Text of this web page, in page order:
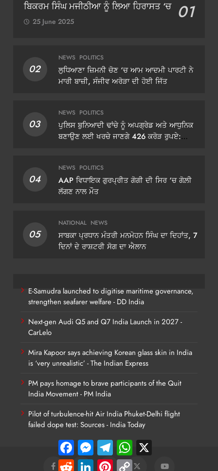
ਬਿਕਰਮ ਸਿੰਘ ਮਜੀਠੀਆ ਨੂੰ ਲਿਆ ਹਿਰਾਸਤ ‘ਚ 01
25 June 2025
02
NEWS POLITICS
ਲੁਧਿਆਣਾ ਜ਼ਿਮਨੀ ਚੋਣ ‘ਚ ਆਮ ਆਦਮੀ ਪਾਰਟੀ ਨੇ
ਮਾਰੀ ਬਾਜ਼ੀ, ਸੰਜੀਵ ਅਰੋੜਾ ਦੀ ਹੋਈ ਜਿੱਤ
03
NEWS POLITICS
ਪੁਲਿਸ ਬੁਨਿਆਦੀ ਢਾਂਚੇ ਨੂੰ ਅਪਗ੍ਰੇਡ ਅਤੇ ਆਧੁਨਿਕ
ਬਣਾਉਣ ਲਈ ਖਰਚੇ ਜਾਣਗੇ 426 ਕਰੋੜ ਰੁਪਏ:
04
NEWS POLITICS
AAP ਵਿਧਾਇਕ ਗੁਰਪ੍ਰੀਤ ਗੋਗੀ ਦੀ ਸਿਰ ‘ਚ ਗੋਲ਼ੀ
ਲੱਗਣ ਨਾਲ ਮੌਤ
05
NATIONAL NEWS
ਸਾਬਕਾ ਪ੍ਰਧਾਨ ਮੰਤਰੀ ਮਨਮੋਹਨ ਸਿੰਘ ਦਾ ਦਿਹਾਂਤ, 7
ਦਿਨਾਂ ਦੇ ਰਾਸ਼ਟਰੀ ਸੋਗ ਦਾ ਐਲਾਨ
E-Samudra launched to digitise maritime governance,
strengthen seafarer welfare - DD India
Next-gen Audi Q5 and Q7 India Launch in 2027 -
CarLelo
Mira Kapoor says achieving Korean glass skin in India
is ‘very unrealistic’ - The Indian Express
PM pays homage to brave participants of the Quit
India Movement - PM India
Pilot of turbulence-hit Air India Phuket-Delhi flight
failed dope test: Sources - India Today
FacebookMessengerTelegramWhatsApp
Reddit LinkedInPinterestCopy